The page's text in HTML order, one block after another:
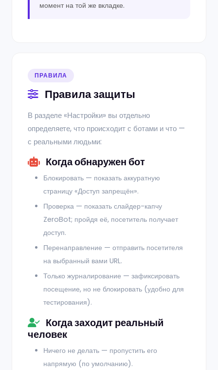
момент на той же вкладке.
ПРАВИЛА
Правила защиты
В разделе «Настройки» вы отдельно
определяете, что происходит с ботами и что —
с реальными людьми:
Когда обнаружен бот
Блокировать — показать аккуратную
страницу «Доступ запрещён».
Проверка — показать слайдер-капчу
ZeroBot; пройдя её, посетитель получает
доступ.
Перенаправление — отправить посетителя
на выбранный вами URL.
Только журналирование — зафиксировать
посещение, но не блокировать (удобно для
тестирования).
Когда заходит реальный
человек
Ничего не делать — пропустить его
напрямую (по умолчанию).